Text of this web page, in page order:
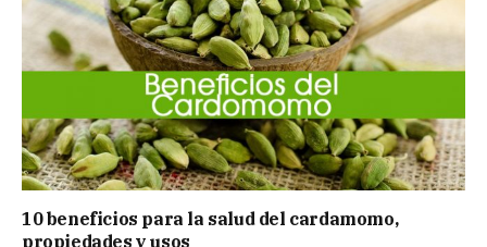
10 beneficios para la salud del cardamomo,
propiedades y usos